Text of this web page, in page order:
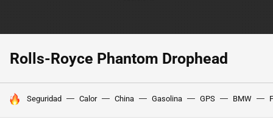
Rolls-Royce Phantom Drophead
HOY SE HABLA DE
Seguridad Calor China Gasolina GPS BMW